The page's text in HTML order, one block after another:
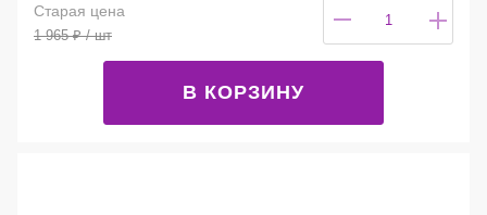
Старая цена
1 965₽/ шт
В КОРЗИНУ